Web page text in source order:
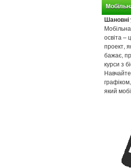
Шановні
Мобільна
освіта –
проект,
бажає,
курси з
який